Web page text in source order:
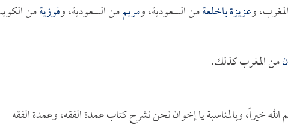
وعزيزة باخلعةمن السعودية، ومريممن السعودية، وفوزيةمن
من المغرب كذلك.
خيراً، وبالمناسبة يا إخوان نحن نشرح كتاب عمدة الفقه، وعمدة الفقه